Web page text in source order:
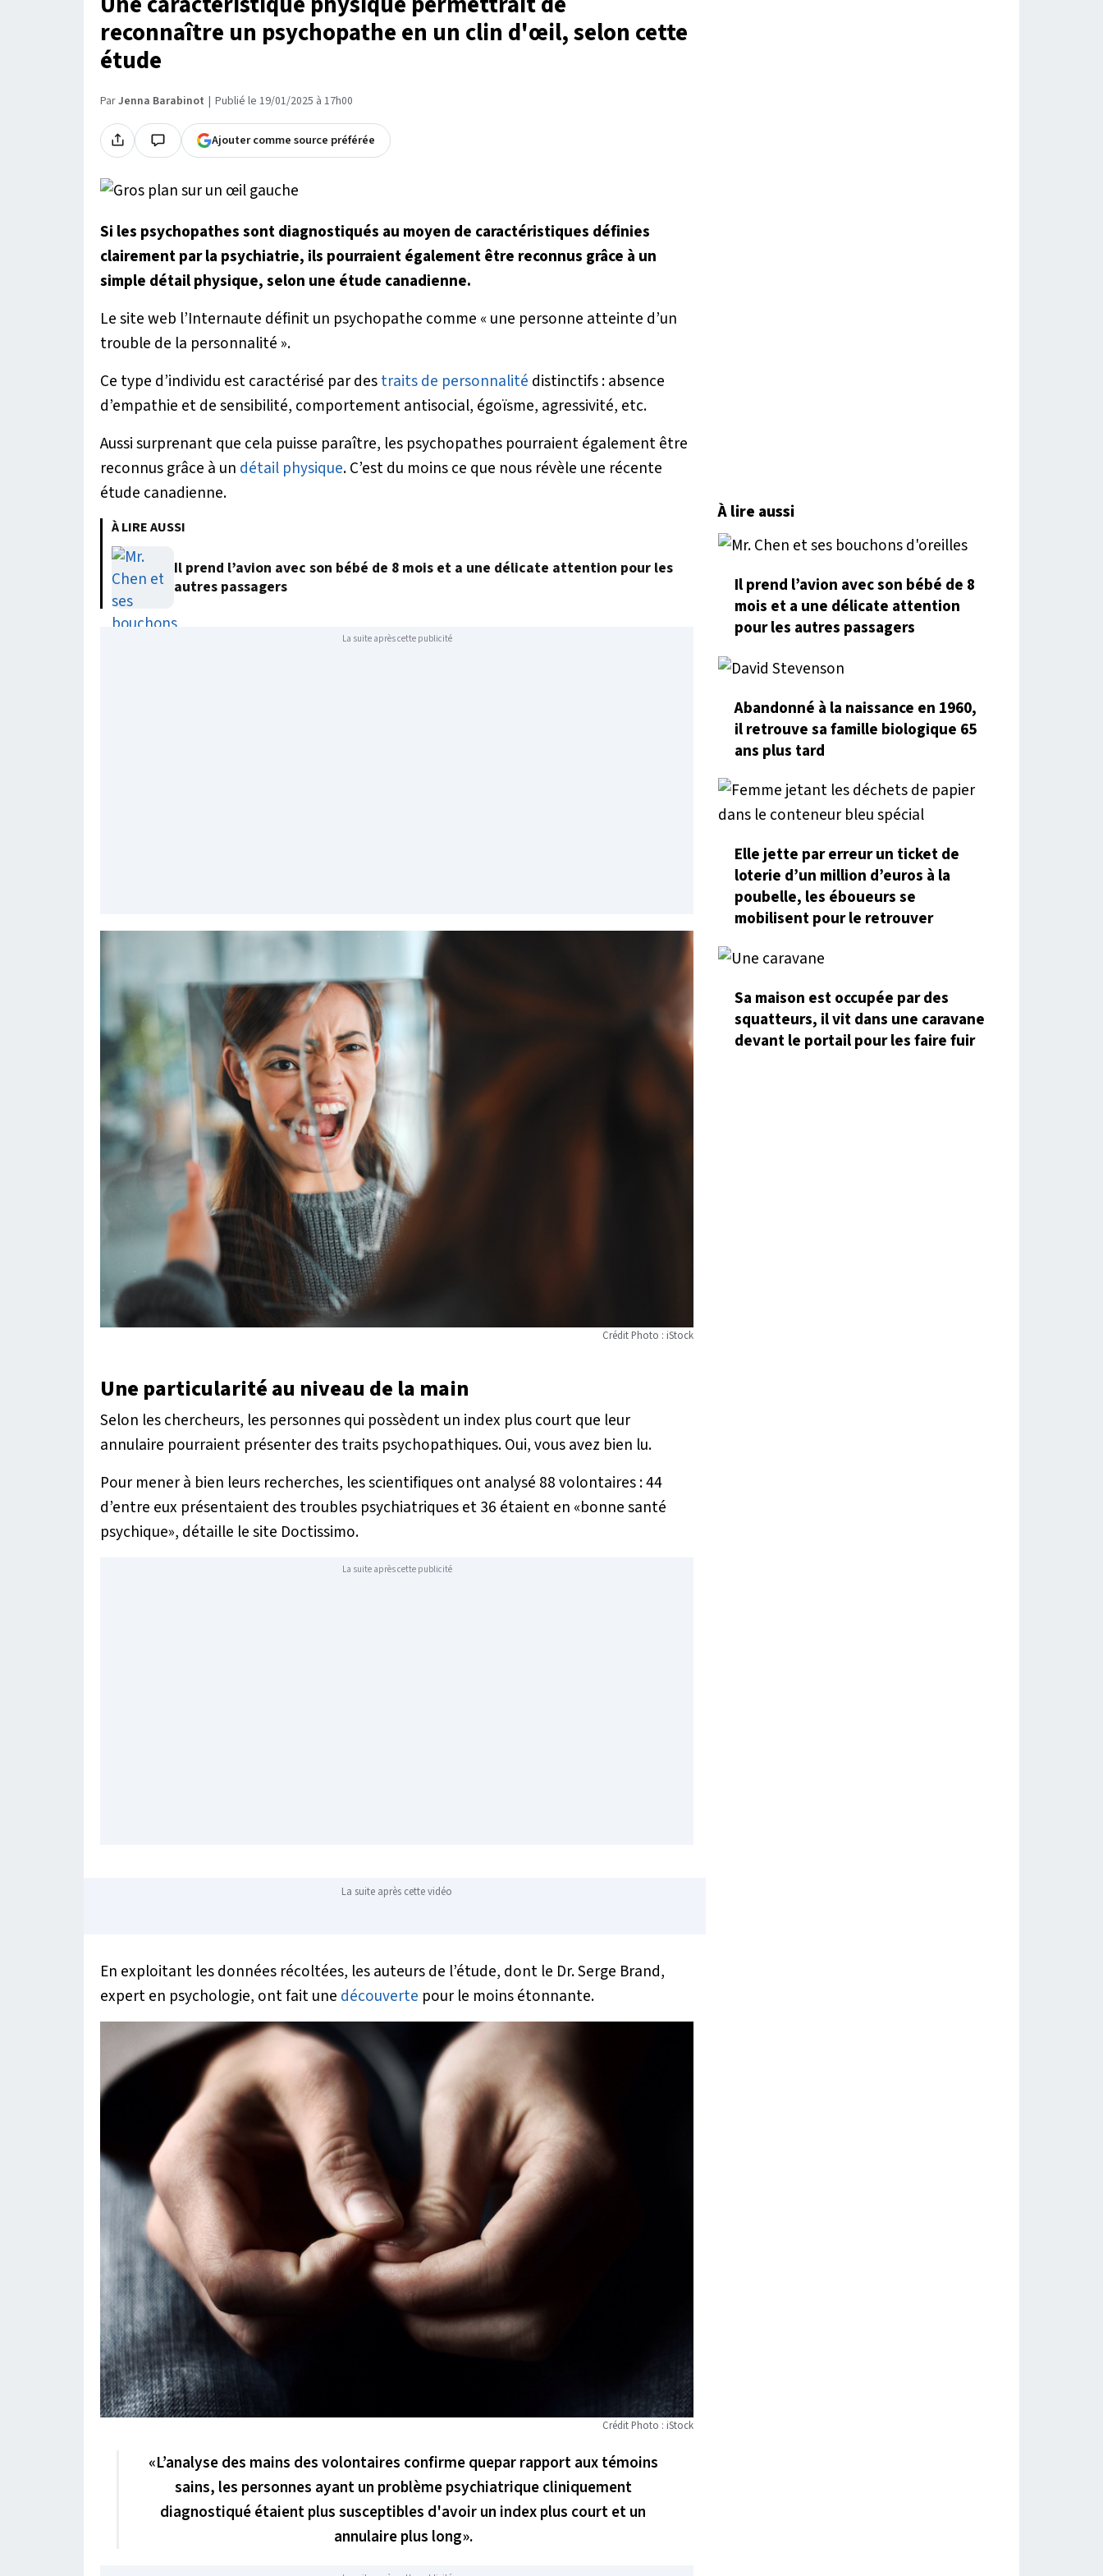
reconnaître un psychopathe en un clin d'œil, selon cette
étude
ParJenna Barabinot Publié le 19/01/2025 à 17h00
Ajouter comme source préférée
Si les psychopathes sont diagnostiqués au moyen de caractéristiques définies
clairement par la psychiatrie, ils pourraient également être reconnus grâce à un
simple détail physique, selon une étude canadienne.
Le site web l’Internaute définit un psychopathe comme « une personne atteinte d’un
trouble de la personnalité ».
Ce type d’individu est caractérisé par destraits de personnalité distinctifs : absence
d’empathie et de sensibilité, comportement antisocial, égoïsme, agressivité, etc.
Aussi surprenant que cela puisse paraître, les psychopathes pourraient également être
reconnus grâce à un détail physique. C’est du moins ce que nous révèle une récente
étude canadienne.
À LIRE AUSSI
Il prend l’avion avec son bébé de 8 mois et a une délicate attention pour les
autres passagers
La suite après cette publicité
Crédit Photo : iStock
Une particularité au niveau de la main
Selon les chercheurs, les personnes qui possèdent un index plus court que leur
annulaire pourraient présenter des traits psychopathiques. Oui, vous avez bien lu.
Pour mener à bien leurs recherches, les scientifiques ont analysé 88 volontaires : 44
d’entre eux présentaient des troubles psychiatriques et 36 étaient en «bonne santé
psychique», détaille le site Doctissimo.
La suite après cette publicité
La suite après cette vidéo
En exploitant les données récoltées, les auteurs de l’étude, dont le Dr. Serge Brand,
expert en psychologie, ont fait une découverte pour le moins étonnante.
Crédit Photo : iStock
«L’analyse des mains des volontaires confirme quepar rapport aux témoins
sains, les personnes ayant un problème psychiatrique cliniquement
diagnostiqué étaient plus susceptibles d'avoir un index plus court et un
annulaire plus long».
À lire aussi
Il prend l’avion avec son bébé de 8
mois et a une délicate attention
pour les autres passagers
Abandonné à la naissance en 1960,
il retrouve sa famille biologique 65
ans plus tard
Elle jette par erreur un ticket de
loterie d’un million d’euros à la
poubelle, les éboueurs se
mobilisent pour le retrouver
Sa maison est occupée par des
squatteurs, il vit dans une caravane
devant le portail pour les faire fuir